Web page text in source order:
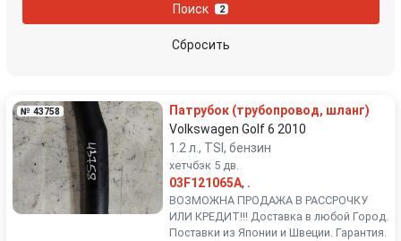
SEAT Skoda
Smart
Subaru Suzuki
Поиск 2
Сбросить
№ 43758
Патрубок (трубопровод, шланг)
Volkswagen Golf 6 2010
1.2 л., TSI, бензин
хетчбэк 5 дв.
03F121065A, .
ВОЗМОЖНА ПРОДАЖА В РАССРОЧКУ
ИЛИ КРЕДИТ!!! Доставка в любой Город.
Поставки из Японии и Швеции. Гарантия.